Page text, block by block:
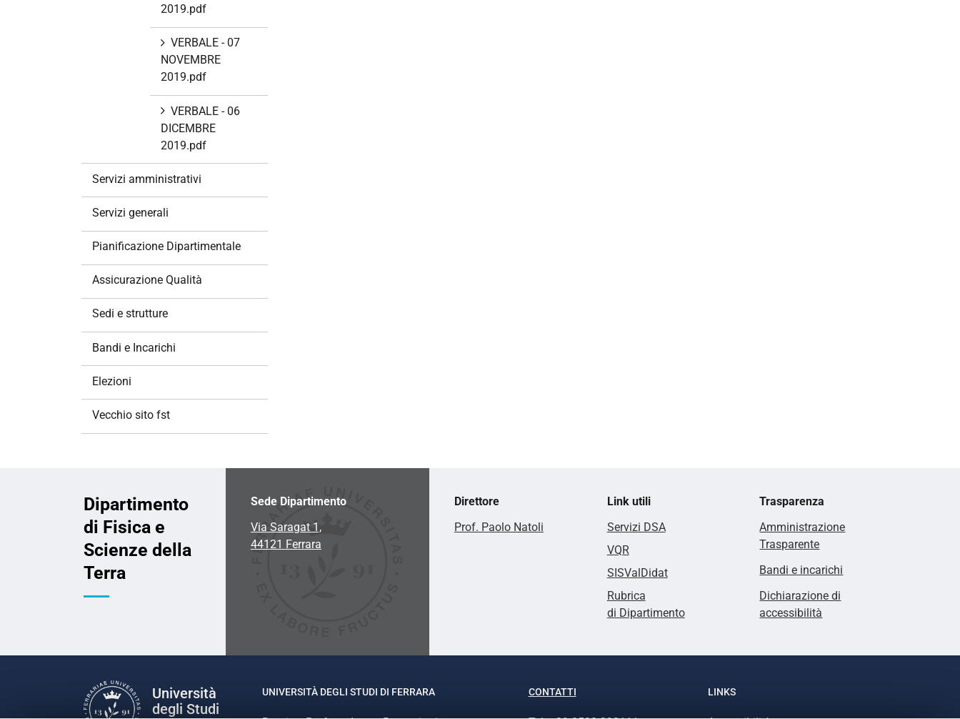
2019.pdf
VERBALE - 07
NOVEMBRE
2019.pdf
VERBALE - 06
DICEMBRE
2019.pdf
Servizi amministrativi
Servizi generali
Pianificazione Dipartimentale
Assicurazione Qualità
Sedi e strutture
Bandi e Incarichi
Elezioni
Vecchio sito fst
Dipartimento
di Fisica e
Scienze della
Terra
Sede Dipartimento
Via Saragat 1,
44121 Ferrara
Direttore
Prof. Paolo Natoli
Link utili
Servizi DSA
VQR
SISValDidat
Rubrica
di Dipartimento
Trasparenza
Amministrazione
Trasparente
Bandi e incarichi
Dichiarazione di
accessibilità
Università
degli Studi
UNIVERSITÀ DEGLI STUDI DI FERRARA CONTATTI LINKS